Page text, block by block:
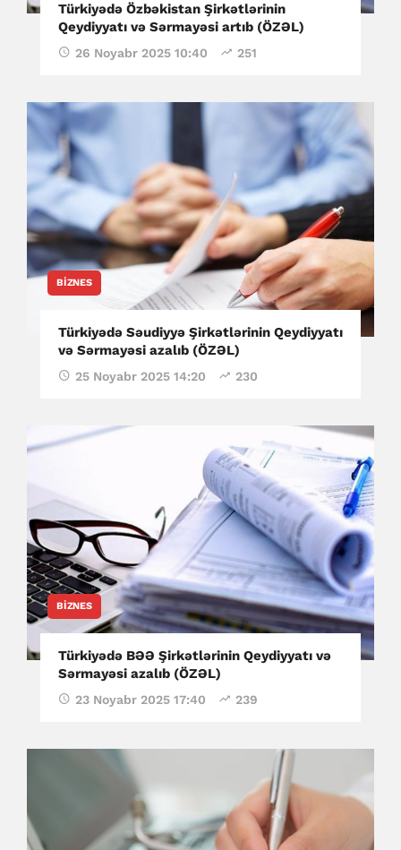
Türkiyədə Özbəkistan Şirkətlərinin
Qeydiyyatı və Sərmayəsi artıb (ÖZƏL)
26 Noyabr 2025 10:40 251
BIZNES
Türkiyədə Səudiyyə Şirkətlərinin Qeydiyyatı
və Sərmayəsi azalıb (ÖZƏL)
25 Noyabr 2025 14:20 230
BIZNES
Türkiyədə BƏƏ Şirkətlərinin Qeydiyyatı və
Sərmayəsi azalıb (ÖZƏL)
23 Noyabr 2025 17:40 239